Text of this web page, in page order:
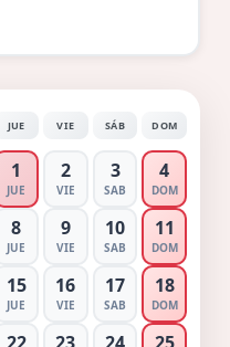
JUE VIE SÁB DOM
1
JUE
2
VIE
3
SAB
4
DOM
8
JUE
9
VIE
10
SAB
11
DOM
15
JUE
16
VIE
17
SAB
18
DOM